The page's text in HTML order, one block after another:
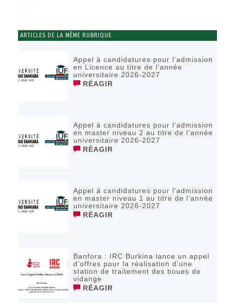
ARTICLES DE LA MÊME RUBRIQUE
Appel à candidatures pour l’admission
en Licence au titre de l’année
universitaire 2026-2027
RÉAGIR
Appel à candidatures pour l’admission
en master niveau 2 au titre de l’année
universitaire 2026-2027
RÉAGIR
Appel à candidatures pour l’admission
en master niveau 1 au titre de l’année
universitaire 2026-2027
RÉAGIR
Banfora : IRC Burkina lance un appel
d’offres pour la réalisation d’une
station de traitement des boues de
vidange
RÉAGIR